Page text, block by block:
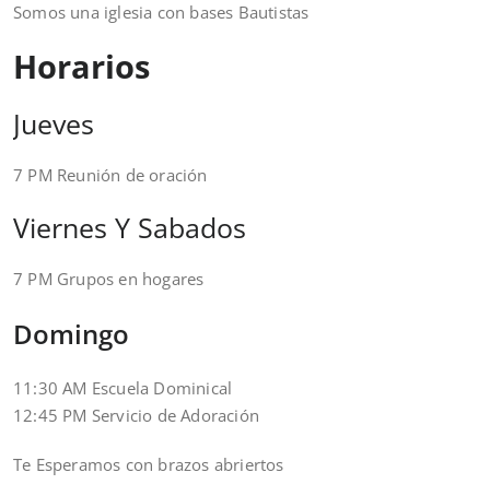
Somos una iglesia con bases Bautistas
Horarios
Jueves
7 PM Reunión de oración
Viernes Y Sabados
7 PM Grupos en hogares
Domingo
11:30 AM Escuela Dominical
12:45 PM Servicio de Adoración
Te Esperamos con brazos abriertos